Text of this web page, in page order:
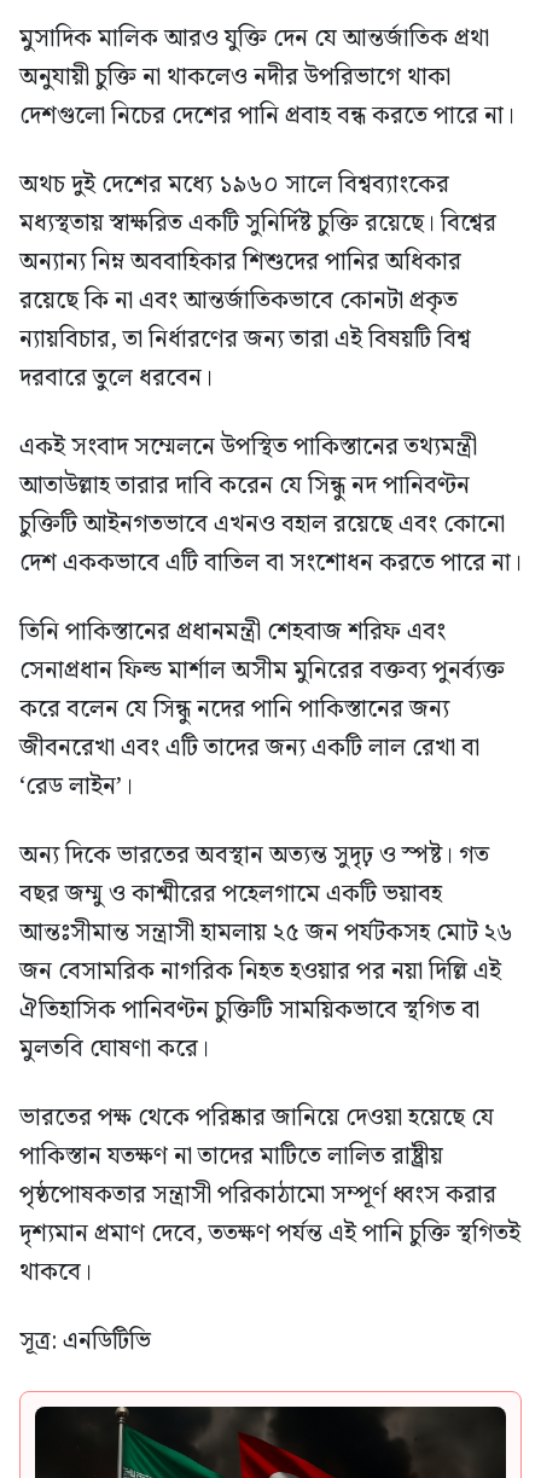
মুসাদিক মালিক আরও যুক্তি দেন যে আন্তর্জাতিক প্রথা
অনুযায়ী চুক্তি না থাকলেও নদীর উপরিভাগে থাকা
দেশগুলো নিচের দেশের পানি প্রবাহ বন্ধ করতে পারে না।
অথচ দুই দেশের মধ্যে ১৯৬০ সালে বিশ্বব্যাংকের
মধ্যস্থতায় স্বাক্ষরিত একটি সুনির্দিষ্ট চুক্তি রয়েছে। বিশ্বের
অন্যান্য নিম্ন অববাহিকার শিশুদের পানির অধিকার
রয়েছে কি না এবং আন্তর্জাতিকভাবে কোনটা প্রকৃত
ন্যায়বিচার, তা নির্ধারণের জন্য তারা এই বিষয়টি বিশ্ব
দরবারে তুলে ধরবেন।
একই সংবাদ সম্মেলনে উপস্থিত পাকিস্তানের তথ্যমন্ত্রী
আতাউল্লাহ তারার দাবি করেন যে সিন্ধু নদ পানিবণ্টন
চুক্তিটি আইনগতভাবে এখনও বহাল রয়েছে এবং কোনো
দেশ এককভাবে এটি বাতিল বা সংশোধন করতে পারে না।
তিনি পাকিস্তানের প্রধানমন্ত্রী শেহবাজ শরিফ এবং
সেনাপ্রধান ফিল্ড মার্শাল অসীম মুনিরের বক্তব্য পুনর্ব্যক্ত
করে বলেন যে সিন্ধু নদের পানি পাকিস্তানের জন্য
জীবনরেখা এবং এটি তাদের জন্য একটি লাল রেখা বা
‘রেড লাইন’।
অন্য দিকে ভারতের অবস্থান অত্যন্ত সুদৃঢ় ও স্পষ্ট। গত
বছর জম্মু ও কাশ্মীরের পহেলগামে একটি ভয়াবহ
আন্তঃসীমান্ত সন্ত্রাসী হামলায় ২৫ জন পর্যটকসহ মোট ২৬
জন বেসামরিক নাগরিক নিহত হওয়ার পর নয়া দিল্লি এই
ঐতিহাসিক পানিবণ্টন চুক্তিটি সাময়িকভাবে স্থগিত বা
মুলতবি ঘোষণা করে।
ভারতের পক্ষ থেকে পরিষ্কার জানিয়ে দেওয়া হয়েছে যে
পাকিস্তান যতক্ষণ না তাদের মাটিতে লালিত রাষ্ট্রীয়
পৃষ্ঠপোষকতার সন্ত্রাসী পরিকাঠামো সম্পূর্ণ ধ্বংস করার
দৃশ্যমান প্রমাণ দেবে, ততক্ষণ পর্যন্ত এই পানি চুক্তি স্থগিতই
থাকবে।
সূত্র: এনডিটিভি